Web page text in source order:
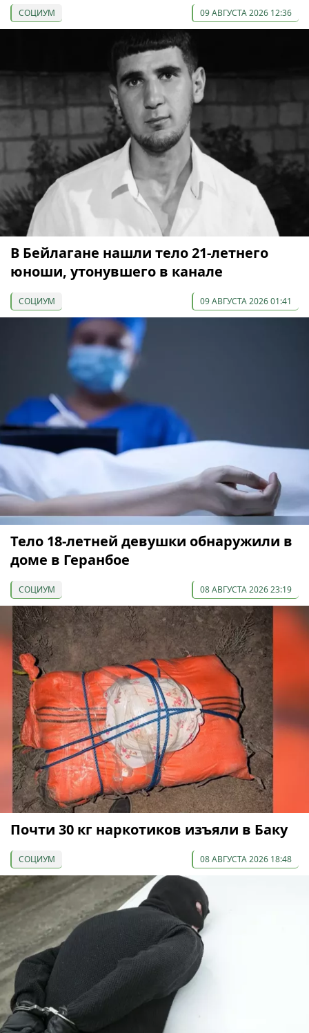
СОЦИУМ 09 АВГУСТА 2026 12:36
В Бейлагане нашли тело 21-летнего
юноши, утонувшего в канале
СОЦИУМ 09 АВГУСТА 2026 01:41
Тело 18-летней девушки обнаружили в
доме в Геранбое
СОЦИУМ 08 АВГУСТА 2026 23:19
Почти 30 кг наркотиков изъяли в Баку
СОЦИУМ 08 АВГУСТА 2026 18:48